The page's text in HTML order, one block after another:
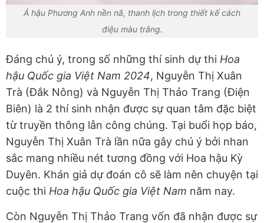
Á hậu Phương Anh nền nã, thanh lịch trong thiết kế cách
điệu màu trắng.
Đáng chú ý, trong số những thí sinh dự thi Hoa
hậu Quốc gia Việt Nam 2024, Nguyễn Thị Xuân
Trà (Đắk Nông) và Nguyễn Thị Thảo Trang (Điện
Biên) là 2 thí sinh nhận được sự quan tâm đặc biệt
từ truyền thông lẫn công chúng. Tại buổi họp báo,
Nguyễn Thị Xuân Trà lần nữa gây chú ý bởi nhan
sắc mang nhiều nét tương đồng với Hoa hậu Kỳ
Duyên. Khán giả dự đoán cô sẽ làm nên chuyện tại
cuộc thi Hoa hậu Quốc gia Việt Nam năm nay.
Còn Nguyễn Thị Thảo Trang vốn đã nhận được sự